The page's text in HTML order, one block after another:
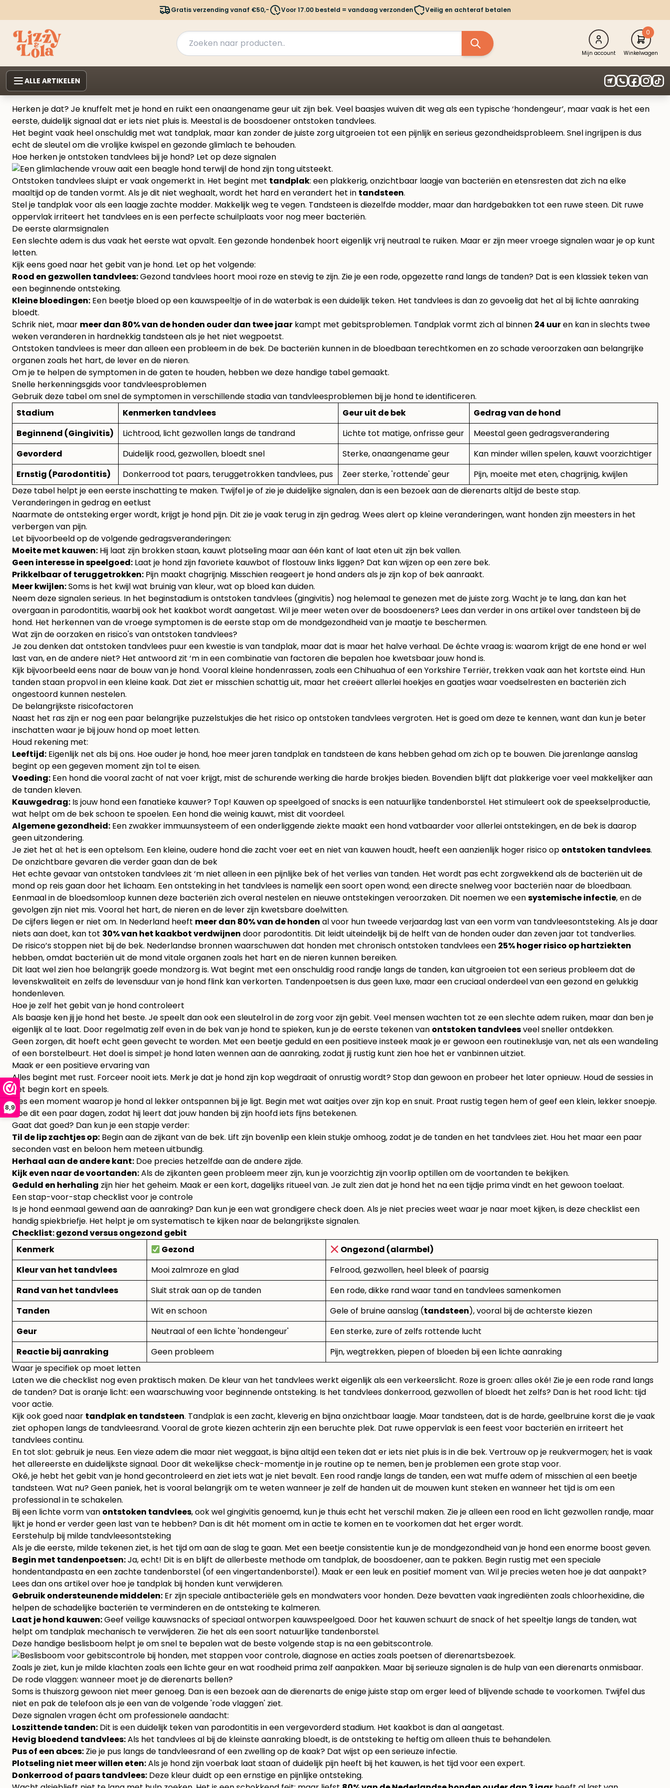
8,9
Gratis verzending vanaf €50,- Voor 17.00 besteld = vandaag verzonden Veilig en achteraf betalen
Mijn account
0
Winkelwagen
ALLE ARTIKELEN
Herken je dat? Je knuffelt met je hond en ruikt een onaangename geur uit zijn bek. Veel baasjes wuiven dit weg als een typische ‘hondengeur’, maar vaak is het een
eerste, duidelijk signaal dat er iets niet pluis is. Meestal is de boosdoener ontstoken tandvlees.
Het begint vaak heel onschuldig met wat tandplak, maar kan zonder de juiste zorg uitgroeien tot een pijnlijk en serieus gezondheidsprobleem. Snel ingrijpen is dus
echt de sleutel om die vrolijke kwispel en gezonde glimlach te behouden.
Hoe herken je ontstoken tandvlees bij je hond? Let op deze signalen
Ontstoken tandvlees sluipt er vaak ongemerkt in. Het begint met tandplak: een plakkerig, onzichtbaar laagje van bacteriën en etensresten dat zich na elke
maaltijd op de tanden vormt. Als je dit niet weghaalt, wordt het hard en verandert het in tandsteen.
Stel je tandplak voor als een laagje zachte modder. Makkelijk weg te vegen. Tandsteen is diezelfde modder, maar dan hardgebakken tot een ruwe steen. Dit ruwe
oppervlak irriteert het tandvlees en is een perfecte schuilplaats voor nog meer bacteriën.
De eerste alarmsignalen
Een slechte adem is dus vaak het eerste wat opvalt. Een gezonde hondenbek hoort eigenlijk vrij neutraal te ruiken. Maar er zijn meer vroege signalen waar je op kunt
letten.
Kijk eens goed naar het gebit van je hond. Let op het volgende:
Rood en gezwollen tandvlees:Gezond tandvlees hoort mooi roze en stevig te zijn. Zie je een rode, opgezette rand langs de tanden? Dat is een klassiek teken van
een beginnende ontsteking.
Kleine bloedingen: Een beetje bloed op een kauwspeeltje of in de waterbak is een duidelijk teken. Het tandvlees is dan zo gevoelig dat het al bij lichte aanraking
bloedt.
Schrik niet, maar meer dan 80% van de honden ouder dan twee jaar kampt met gebitsproblemen. Tandplak vormt zich al binnen 24 uuren kan in slechts twee
weken veranderen in hardnekkig tandsteen als je het niet wegpoetst.
Ontstoken tandvlees is meer dan alleen een probleem in de bek. De bacteriën kunnen in de bloedbaan terechtkomen en zo schade veroorzaken aan belangrijke
organen zoals het hart, de lever en de nieren.
Om je te helpen de symptomen in de gaten te houden, hebben we deze handige tabel gemaakt.
Snelle herkenningsgids voor tandvleesproblemen
Gebruik deze tabel om snel de symptomen in verschillende stadia van tandvleesproblemen bij je hond te identificeren.
Stadium
Kenmerken tandvlees Geur uit de bek
Gedrag van de hond
Beginnend (Gingivitis)
Lichtrood, licht gezwollen langs de tandrand Lichte tot matige, onfrisse geur
Meestal geen gedragsverandering
Gevorderd
Duidelijk rood, gezwollen, bloedt snel Sterke, onaangename geur
Kan minder willen spelen, kauwt voorzichtiger
Ernstig (Parodontitis)
Donkerrood tot paars, teruggetrokken tandvlees, pus Zeer sterke, 'rottende' geur
Pijn, moeite met eten, chagrijnig, kwijlen
Deze tabel helpt je een eerste inschatting te maken. Twijfel je of zie je duidelijke signalen, dan is een bezoek aan de dierenarts altijd de beste stap.
Veranderingen in gedrag en eetlust
Naarmate de ontsteking erger wordt, krijgt je hond pijn. Dit zie je vaak terug in zijn gedrag. Wees alert op kleine veranderingen, want honden zijn meesters in het
verbergen van pijn.
Let bijvoorbeeld op de volgende gedragsveranderingen:
Moeite met kauwen: Hij laat zijn brokken staan, kauwt plotseling maar aan één kant of laat eten uit zijn bek vallen.
Geen interesse in speelgoed: Laat je hond zijn favoriete kauwbot of flostouw links liggen? Dat kan wijzen op een zere bek.
Prikkelbaar of teruggetrokken: Pijn maakt chagrijnig. Misschien reageert je hond anders als je zijn kop of bek aanraakt.
Meer kwijlen:Soms is het kwijl wat bruinig van kleur, wat op bloed kan duiden.
Neem deze signalen serieus. In het beginstadium is ontstoken tandvlees (gingivitis) nog helemaal te genezen met de juiste zorg. Wacht je te lang, dan kan het
overgaan in parodontitis, waarbij ook het kaakbot wordt aangetast. Wil je meer weten over de boosdoeners? Lees dan verder in ons artikel over tandsteen bij de
hond. Het herkennen van de vroege symptomen is de eerste stap om de mondgezondheid van je maatje te beschermen.
Wat zijn de oorzaken en risico's van ontstoken tandvlees?
Je zou denken dat ontstoken tandvlees puur een kwestie is van tandplak, maar dat is maar het halve verhaal. De échte vraag is: waarom krijgt de ene hond er wel
last van, en de andere niet? Het antwoord zit ‘m in een combinatie van factoren die bepalen hoe kwetsbaar jouw hond is.
Kijk bijvoorbeeld eens naar de bouw van je hond. Vooral kleine hondenrassen, zoals een Chihuahua of een Yorkshire Terriër, trekken vaak aan het kortste eind. Hun
tanden staan propvol in een kleine kaak. Dat ziet er misschien schattig uit, maar het creëert allerlei hoekjes en gaatjes waar voedselresten en bacteriën zich
ongestoord kunnen nestelen.
De belangrijkste risicofactoren
Naast het ras zijn er nog een paar belangrijke puzzelstukjes die het risico op ontstoken tandvlees vergroten. Het is goed om deze te kennen, want dan kun je beter
inschatten waar je bij jouw hond op moet letten.
Houd rekening met:
Leeftijd: Eigenlijk net als bij ons. Hoe ouder je hond, hoe meer jaren tandplak en tandsteen de kans hebben gehad om zich op te bouwen. Die jarenlange aanslag
begint op een gegeven moment zijn tol te eisen.
Voeding: Een hond die vooral zacht of nat voer krijgt, mist de schurende werking die harde brokjes bieden. Bovendien blijft dat plakkerige voer veel makkelijker aan
de tanden kleven.
Kauwgedrag: Is jouw hond een fanatieke kauwer? Top! Kauwen op speelgoed of snacks is een natuurlijke tandenborstel. Het stimuleert ook de speekselproductie,
wat helpt om de bek schoon te spoelen. Een hond die weinig kauwt, mist dit voordeel.
Algemene gezondheid: Een zwakker immuunsysteem of een onderliggende ziekte maakt een hond vatbaarder voor allerlei ontstekingen, en de bek is daarop
geen uitzondering.
Je ziet het al: het is een optelsom. Een kleine, oudere hond die zacht voer eet en niet van kauwen houdt, heeft een aanzienlijk hoger risico op ontstoken tandvlees.
De onzichtbare gevaren die verder gaan dan de bek
Het echte gevaar van ontstoken tandvlees zit ‘m niet alleen in een pijnlijke bek of het verlies van tanden. Het wordt pas echt zorgwekkend als de bacteriën uit de
mond op reis gaan door het lichaam. Een ontsteking in het tandvlees is namelijk een soort open wond; een directe snelweg voor bacteriën naar de bloedbaan.
Eenmaal in de bloedsomloop kunnen deze bacteriën zich overal nestelen en nieuwe ontstekingen veroorzaken. Dit noemen we eensystemische infectie, en de
gevolgen zijn niet mis. Vooral het hart, de nieren en de lever zijn kwetsbare doelwitten.
De cijfers liegen er niet om. In Nederland heeft meer dan 80% van de honden al voor hun tweede verjaardag last van een vorm van tandvleesontsteking. Als je daar
niets aan doet, kan tot 30% van het kaakbot verdwijnen door parodontitis. Dit leidt uiteindelijk bij de helft van de honden ouder dan zeven jaar tot tandverlies.
De risico’s stoppen niet bij de bek. Nederlandse bronnen waarschuwen dat honden met chronisch ontstoken tandvlees een 25% hoger risico op hartziekten
hebben, omdat bacteriën uit de mond vitale organen zoals het hart en de nieren kunnen bereiken.
Dit laat wel zien hoe belangrijk goede mondzorg is. Wat begint met een onschuldig rood randje langs de tanden, kan uitgroeien tot een serieus probleem dat de
levenskwaliteit en zelfs de levensduur van je hond flink kan verkorten. Tandenpoetsen is dus geen luxe, maar een cruciaal onderdeel van een gezond en gelukkig
hondenleven.
Hoe je zelf het gebit van je hond controleert
Als baasje ken jij je hond het beste. Je speelt dan ook een sleutelrol in de zorg voor zijn gebit. Veel mensen wachten tot ze een slechte adem ruiken, maar dan ben je
eigenlijk al te laat. Door regelmatig zelf even in de bek van je hond te spieken, kun je de eerste tekenen van ontstoken tandvleesveel sneller ontdekken.
Geen zorgen, dit hoeft echt geen gevecht te worden. Met een beetje geduld en een positieve insteek maak je er gewoon een routineklusje van, net als een wandeling
of een borstelbeurt. Het doel is simpel: je hond laten wennen aan de aanraking, zodat jij rustig kunt zien hoe het er vanbinnen uitziet.
Maak er een positieve ervaring van
Alles begint met rust. Forceer nooit iets. Merk je dat je hond zijn kop wegdraait of onrustig wordt? Stop dan gewoon en probeer het later opnieuw. Houd de sessies in
het begin kort en speels.
Kies een moment waarop je hond al lekker ontspannen bij je ligt. Begin met wat aaitjes over zijn kop en snuit. Praat rustig tegen hem of geef een klein, lekker snoepje.
Doe dit een paar dagen, zodat hij leert dat jouw handen bij zijn hoofd iets fijns betekenen.
Gaat dat goed? Dan kun je een stapje verder:
Til de lip zachtjes op: Begin aan de zijkant van de bek. Lift zijn bovenlip een klein stukje omhoog, zodat je de tanden en het tandvlees ziet. Hou het maar een paar
seconden vast en beloon hem meteen uitbundig.
Herhaal aan de andere kant: Doe precies hetzelfde aan de andere zijde.
Kijk even naar de voortanden:Als de zijkanten geen probleem meer zijn, kun je voorzichtig zijn voorlip optillen om de voortanden te bekijken.
Geduld en herhaling zijn hier het geheim. Maak er een kort, dagelijks ritueel van. Je zult zien dat je hond het na een tijdje prima vindt en het gewoon toelaat.
Een stap-voor-stap checklist voor je controle
Is je hond eenmaal gewend aan de aanraking? Dan kun je een wat grondigere check doen. Als je niet precies weet waar je naar moet kijken, is deze checklist een
handig spiekbriefje. Het helpt je om systematisch te kijken naar de belangrijkste signalen.
Checklist: gezond versus ongezond gebit
Kenmerk
Gezond
Ongezond (alarmbel)
Kleur van het tandvlees
Mooi zalmroze en glad
Felrood, gezwollen, heel bleek of paarsig
Rand van het tandvlees
Sluit strak aan op de tanden
Een rode, dikke rand waar tand en tandvlees samenkomen
Tanden
Wit en schoon Gele of bruine aanslag (tandsteen), vooral bij de achterste kiezen
Geur
Neutraal of een lichte 'hondengeur'
Een sterke, zure of zelfs rottende lucht
Reactie bij aanraking
Geen probleem
Pijn, wegtrekken, piepen of bloeden bij een lichte aanraking
Waar je specifiek op moet letten
Laten we die checklist nog even praktisch maken. De kleur van het tandvlees werkt eigenlijk als een verkeerslicht. Roze is groen: alles oké! Zie je een rode rand langs
de tanden? Dat is oranje licht: een waarschuwing voor beginnende ontsteking. Is het tandvlees donkerrood, gezwollen of bloedt het zelfs? Dan is het rood licht: tijd
voor actie.
Kijk ook goed naar tandplak en tandsteen. Tandplak is een zacht, kleverig en bijna onzichtbaar laagje. Maar tandsteen, dat is de harde, geelbruine korst die je vaak
ziet ophopen langs de tandvleesrand. Vooral de grote kiezen achterin zijn een beruchte plek. Dat ruwe oppervlak is een feest voor bacteriën en irriteert het
tandvlees continu.
En tot slot: gebruik je neus. Een vieze adem die maar niet weggaat, is bijna altijd een teken dat er iets niet pluis is in die bek. Vertrouw op je reukvermogen; het is vaak
het allereerste en duidelijkste signaal. Door dit wekelijkse check-momentje in je routine op te nemen, ben je problemen een grote stap voor.
Oké, je hebt het gebit van je hond gecontroleerd en ziet iets wat je niet bevalt. Een rood randje langs de tanden, een wat muffe adem of misschien al een beetje
tandsteen. Wat nu? Geen paniek, het is vooral belangrijk om te weten wanneer je zelf de handen uit de mouwen kunt steken en wanneer het tijd is om een
professional in te schakelen.
Bij een lichte vorm van ontstoken tandvlees, ook wel gingivitis genoemd, kun je thuis echt het verschil maken. Zie je alleen een rood en licht gezwollen randje, maar
lijkt je hond er verder geen last van te hebben? Dan is dit hét moment om in actie te komen en te voorkomen dat het erger wordt.
Eerstehulp bij milde tandvleesontsteking
Als je die eerste, milde tekenen ziet, is het tijd om aan de slag te gaan. Met een beetje consistentie kun je de mondgezondheid van je hond een enorme boost geven.
Begin met tandenpoetsen:Ja, echt! Dit is en blijft de allerbeste methode om tandplak, de boosdoener, aan te pakken. Begin rustig met een speciale
hondentandpasta en een zachte tandenborstel (of een vingertandenborstel). Maak er een leuk en positief moment van. Wil je precies weten hoe je dat aanpakt?
Lees dan ons artikel over hoe je tandplak bij honden kunt verwijderen.
Gebruik ondersteunende middelen: Er zijn speciale antibacteriële gels en mondwaters voor honden. Deze bevatten vaak ingrediënten zoals chloorhexidine, die
helpen de schadelijke bacteriën te verminderen en de ontsteking te kalmeren.
Laat je hond kauwen:Geef veilige kauwsnacks of speciaal ontworpen kauwspeelgoed. Door het kauwen schuurt de snack of het speeltje langs de tanden, wat
helpt om tandplak mechanisch te verwijderen. Zie het als een soort natuurlijke tandenborstel.
Deze handige beslisboom helpt je om snel te bepalen wat de beste volgende stap is na een gebitscontrole.
Zoals je ziet, kun je milde klachten zoals een lichte geur en wat roodheid prima zelf aanpakken. Maar bij serieuze signalen is de hulp van een dierenarts onmisbaar.
De rode vlaggen: wanneer moet je de dierenarts bellen?
Soms is thuiszorg gewoon niet meer genoeg. Dan is een bezoek aan de dierenarts de enige juiste stap om erger leed of blijvende schade te voorkomen. Twijfel dus
niet en pak de telefoon als je een van de volgende 'rode vlaggen' ziet.
Deze signalen vragen écht om professionele aandacht:
Loszittende tanden: Dit is een duidelijk teken van parodontitis in een vergevorderd stadium. Het kaakbot is dan al aangetast.
Hevig bloedend tandvlees:Als het tandvlees al bij de kleinste aanraking bloedt, is de ontsteking te heftig om alleen thuis te behandelen.
Pus of een abces: Zie je pus langs de tandvleesrand of een zwelling op de kaak? Dat wijst op een serieuze infectie.
Plotseling niet meer willen eten:Als je hond zijn voerbak laat staan of duidelijk pijn heeft bij het kauwen, is het tijd voor een expert.
Donkerrood of paars tandvlees: Deze kleur duidt op een ernstige en pijnlijke ontsteking.